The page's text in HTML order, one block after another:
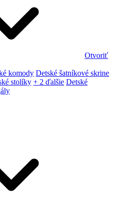
Otvoriť
komody Detské šatníkové skrine
stolíky + 2 ďalšie Detské